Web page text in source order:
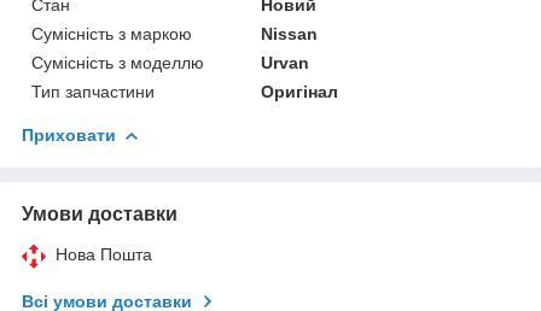
Стан
Новий
Сумісність з маркою
Nissan
Сумісність з моделлю
Urvan
Тип запчастини
Оригінал
Приховати
Умови доставки
Нова Пошта
Всі умови доставки